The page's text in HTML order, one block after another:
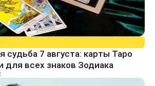
судьба 7 августа: карты Таро
для всех знаков Зодиака